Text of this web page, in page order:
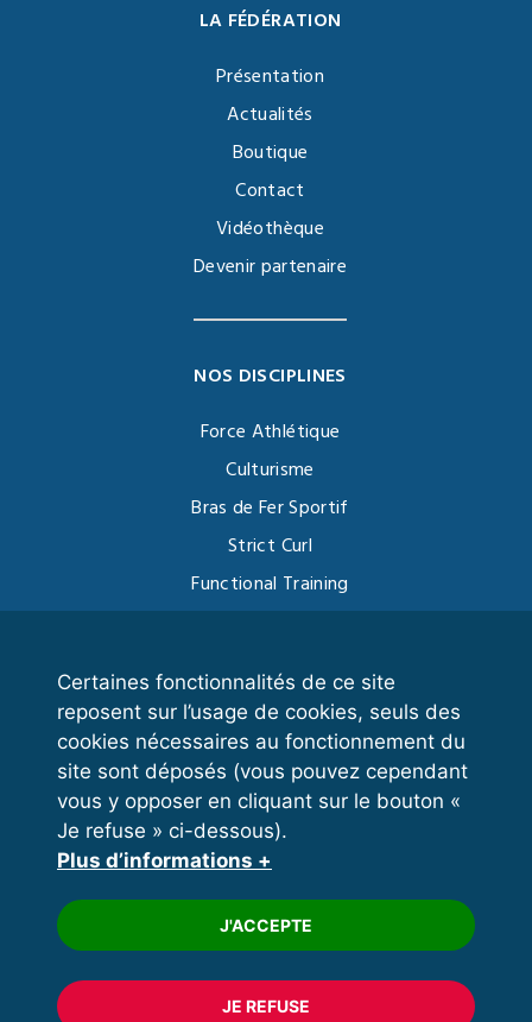
Certaines fonctionnalités de ce site
reposent sur l’usage de cookies, seuls des
cookies nécessaires au fonctionnement du
site sont déposés (vous pouvez cependant
vous y opposer en cliquant sur le bouton «
Je refuse » ci-dessous).
Plus d’informations +
J'ACCEPTE
JE REFUSE
LA FÉDÉRATION
Présentation
Actualités
Boutique
Contact
Vidéothèque
Devenir partenaire
NOS DISCIPLINES
Force Athlétique
Culturisme
Bras de Fer Sportif
Strict Curl
Functional Training
VOS ESPACES
Espace dirigeant
Espace licencié
Trouver un club
Formation